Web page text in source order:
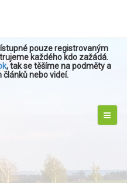
pouze registrovaným
každého kdo zažádá.
, tak se těšíme na podměty a
článků nebo videí.